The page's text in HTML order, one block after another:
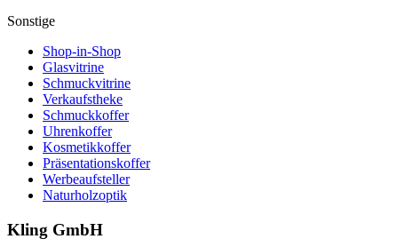
Sonstige
Shop-in-Shop
Glasvitrine
Schmuckvitrine
Verkaufstheke
Schmuckkoffer
Uhrenkoffer
Kosmetikkoffer
Präsentationskoffer
Werbeaufsteller
Naturholzoptik
Kling GmbH